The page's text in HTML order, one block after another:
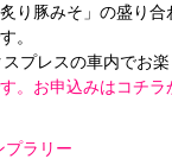
り豚みそ」の盛り
。
プレスの車内でお楽
。お申込みはコチ